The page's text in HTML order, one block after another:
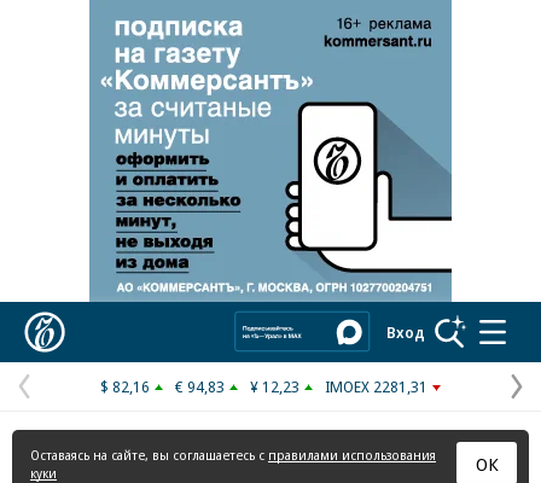
Реклама в «Ъ» www.kommersant.ru/ad
Вход
Предыдущая
страница
$ 82,16 € 94,83 ¥ 12,23 IMOEX 2281,31
Оставаясь на сайте, вы соглашаетесь с правилами использования
куки
ОК